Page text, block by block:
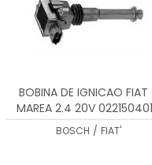
BOBINA DE IGNICAO
MAREA 2.4 20V
BOSCH / FIAT'